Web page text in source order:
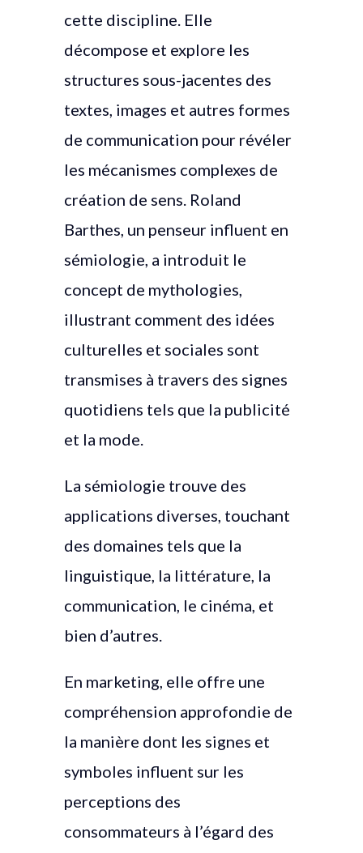
cette discipline. Elle
décompose et explore les
structures sous-jacentes des
textes, images et autres formes
de communication pour révéler
les mécanismes complexes de
création de sens. Roland
Barthes, un penseur influent en
sémiologie, a introduit le
concept de mythologies,
illustrant comment des idées
culturelles et sociales sont
transmises à travers des signes
quotidiens tels que la publicité
et la mode.
La sémiologie trouve des
applications diverses, touchant
des domaines tels que la
linguistique, la littérature, la
communication, le cinéma, et
bien d’autres.
En marketing, elle offre une
compréhension approfondie de
la manière dont les signes et
symboles influent sur les
perceptions des
consommateurs à l’égard des